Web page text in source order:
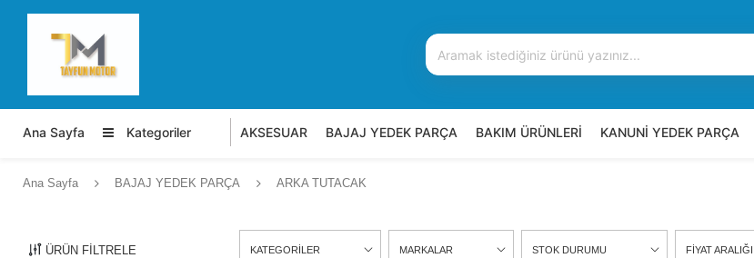
Ana Sayfa Kategoriler AKSESUAR BAJAJ YEDEK PARÇA BAKIM ÜRÜNLERİ KANUNİ YEDEK PARÇA
Ana Sayfa BAJAJ YEDEK PARÇA ARKA TUTACAK
ÜRÜN FİLTRELE KATEGORİLER MARKALAR STOK DURUMU FİYAT ARALIĞI